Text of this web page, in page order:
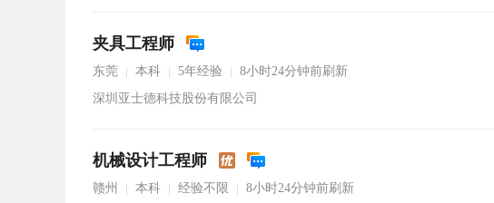
夹具工程师
东莞 本科 5年经验
8小时24分钟前刷新
深圳亚士德科技股份有限公司
机械设计工程师
赣州 本科 经验不限
8小时24分钟前刷新